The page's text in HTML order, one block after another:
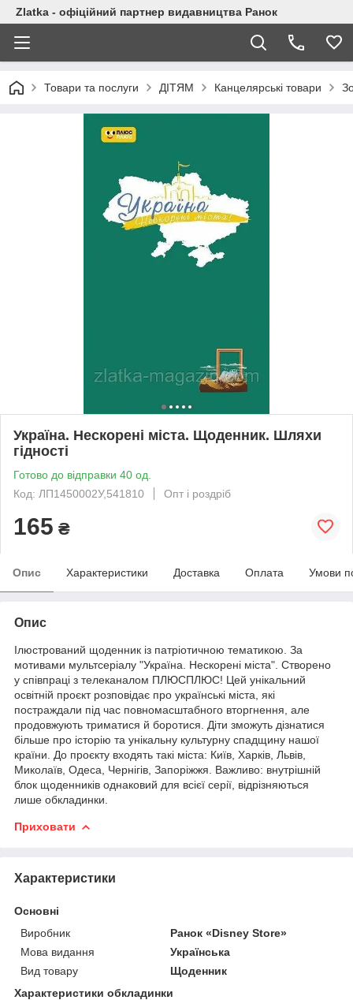
Zlatka - офіційний партнер видавництва Ранок
Товари та послуги ДІТЯМ Канцелярські товари
Україна. Нескорені міста. Щоденник. Шляхи
гідності
Готово до відправки 40 од.
Код: ЛП1450002У,541810
Опт і роздріб
165 ₴
Опис Характеристики Доставка Оплата Умови
Опис
Ілюстрований щоденник із патріотичною тематикою. За
мотивами мультсеріалу "Україна. Нескорені міста". Створено
у співпраці з телеканалом ПЛЮСПЛЮС! Цей унікальний
освітній проєкт розповідає про українські міста, які
постраждали під час повномасштабного вторгнення, але
продовжують триматися й боротися. Діти зможуть дізнатися
більше про історію та унікальну культурну спадщину нашої
країни. До проєкту входять такі міста: Київ, Харків, Львів,
Миколаїв, Одеса, Чернігів, Запоріжжя. Важливо: внутрішній
блок щоденників однаковий для всієї серії, відрізняються
лише обкладинки.
Приховати
Характеристики
Основні
Виробник
Ранок «Disney Store»
Мова видання
Українська
Вид товару
Щоденник
Характеристики обкладинки